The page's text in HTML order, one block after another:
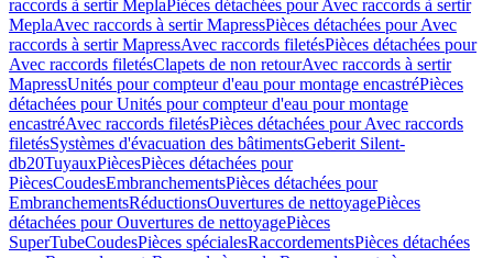
raccords à sertir MeplaPièces détachées pour Avec raccords à sertir
MeplaAvec raccords à sertir MapressPièces détachées pour Avec
raccords à sertir MapressAvec raccords filetésPièces détachées pour
Avec raccords filetésClapets de non retourAvec raccords à sertir
MapressUnités pour compteur d'eau pour montage encastréPièces
détachées pour Unités pour compteur d'eau pour montage
encastréAvec raccords filetésPièces détachées pour Avec raccords
filetésSystèmes d'évacuation des bâtimentsGeberit Silent-
db20TuyauxPiècesPièces détachées pour
PiècesCoudesEmbranchementsPièces détachées pour
EmbranchementsRéductionsOuvertures de nettoyagePièces
détachées pour Ouvertures de nettoyagePièces
SuperTubeCoudesPièces spécialesRaccordementsPièces détachées